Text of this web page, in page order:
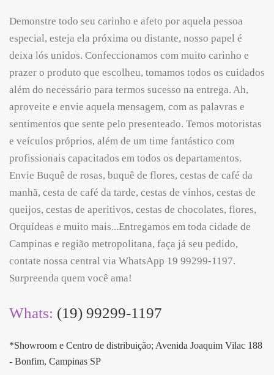
Demonstre todo seu carinho e afeto por aquela pessoa
especial, esteja ela próxima ou distante, nosso papel é
deixa lós unidos. Confeccionamos com muito carinho e
prazer o produto que escolheu, tomamos todos os cuidados
além do necessário para termos sucesso na entrega. Ah,
aproveite e envie aquela mensagem, com as palavras e
sentimentos que sente pelo presenteado. Temos motoristas
e veículos próprios, além de um time fantástico com
profissionais capacitados em todos os departamentos.
Envie Buquê de rosas, buquê de flores, cestas de café da
manhã, cesta de café da tarde, cestas de vinhos, cestas de
queijos, cestas de aperitivos, cestas de chocolates, flores,
Orquídeas e muito mais...Entregamos em toda cidade de
Campinas e região metropolitana, faça já seu pedido,
contate nossa central via WhatsApp 19 99299-1197.
Surpreenda quem você ama!
Whats: (19) 99299-1197
*Showroom e Centro de distribuição; Avenida Joaquim Vilac 188
- Bonfim, Campinas SP